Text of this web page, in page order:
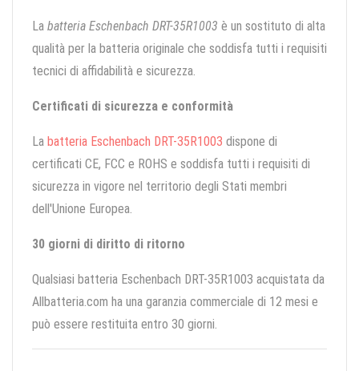
La batteria Eschenbach DRT-35R1003 è un sostituto di alta
qualità per la batteria originale che soddisfa tutti i requisiti
tecnici di affidabilità e sicurezza.
Certificati di sicurezza e conformità
La batteria Eschenbach DRT-35R1003 dispone di
certificati CE, FCC e ROHS e soddisfa tutti i requisiti di
sicurezza in vigore nel territorio degli Stati membri
dell'Unione Europea.
30 giorni di diritto di ritorno
Qualsiasi batteria Eschenbach DRT-35R1003 acquistata da
Allbatteria.com ha una garanzia commerciale di 12 mesi e
può essere restituita entro 30 giorni.